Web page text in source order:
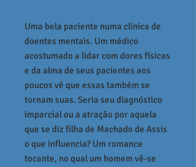
Uma bela paciente numa clínica de
doentes mentais. Um médico
acostumado a lidar com dores físicas
e da alma de seus pacientes aos
poucos vê que essas também se
tornam suas. Seria seu diagnóstico
imparcial ou a atração por aquela
que se diz filha de Machado de Assis
o que influencia? Um romance
tocante, no qual um homem vê-se